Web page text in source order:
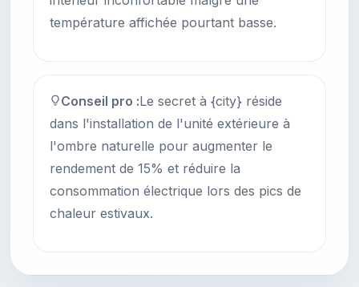
température affichée pourtant basse.
Conseil pro :Le secret à {city} réside
dans l'installation de l'unité extérieure à
l'ombre naturelle pour augmenter le
rendement de 15% et réduire la
consommation électrique lors des pics de
chaleur estivaux.